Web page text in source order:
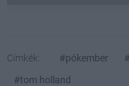
Címkék: #pókember
#tom holland